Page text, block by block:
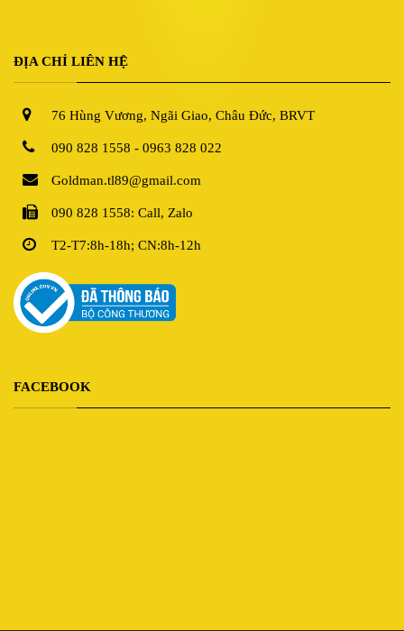
ĐỊA CHỈ LIÊN HỆ
76 Hùng Vương, Ngãi Giao, Châu Đức, BRVT
090 828 1558 - 0963 828 022
Goldman.tl89@gmail.com
090 828 1558: Call, Zalo
T2-T7:8h-18h; CN:8h-12h
FACEBOOK